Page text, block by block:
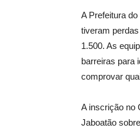
A Prefeitura
tiveram
1.500. As
barreiras para
comprovar
A inscrição no
Jaboatão